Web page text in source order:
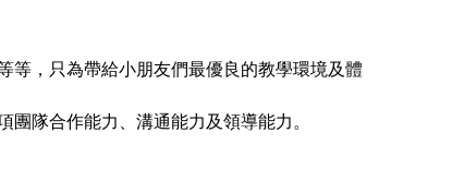
，只為帶給小朋友們最優良的教學環境及體
隊合作能力、溝通能力及領導能力。